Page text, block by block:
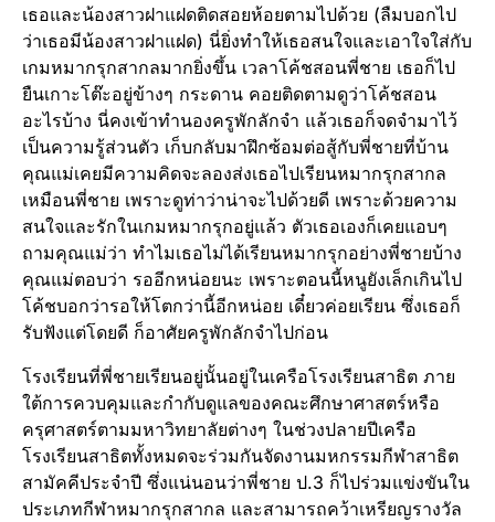
เธอและน้องสาวฝาแฝดติดสอยห้อยตามไปด้วย (ลืมบอกไป
ว่าเธอมีน้องสาวฝาแฝด) นี่ยิ่งทำให้เธอสนใจและเอาใจใส่กับ
เกมหมากรุกสากลมากยิ่งขึ้น เวลาโค้ชสอนพี่ชาย เธอก็ไป
ยืนเกาะโต๊ะอยู่ข้างๆ กระดาน คอยติดตามดูว่าโค้ชสอน
อะไรบ้าง นี่คงเข้าทำนองครูพักลักจำ แล้วเธอก็จดจำมาไว้
เป็นความรู้ส่วนตัว เก็บกลับมาฝึกซ้อมต่อสู้กับพี่ชายที่บ้าน
คุณแม่เคยมีความคิดจะลองส่งเธอไปเรียนหมากรุกสากล
เหมือนพี่ชาย เพราะดูท่าว่าน่าจะไปด้วยดี เพราะด้วยความ
สนใจและรักในเกมหมากรุกอยู่แล้ว ตัวเธอเองก็เคยแอบๆ
ถามคุณแม่ว่า ทำไมเธอไม่ได้เรียนหมากรุกอย่างพี่ชายบ้าง
คุณแม่ตอบว่า รออีกหน่อยนะ เพราะตอนนี้หนูยังเล็กเกินไป
โค้ชบอกว่ารอให้โตกว่านี้อีกหน่อย เดี๋ยวค่อยเรียน ซึ่งเธอก็
รับฟังแต่โดยดี ก็อาศัยครูพักลักจำไปก่อน
โรงเรียนที่พี่ชายเรียนอยู่นั้นอยู่ในเครือโรงเรียนสาธิต ภาย
ใต้การควบคุมและกำกับดูแลของคณะศึกษาศาสตร์หรือ
ครุศาสตร์ตามมหาวิทยาลัยต่างๆ ในช่วงปลายปีเครือ
โรงเรียนสาธิตทั้งหมดจะร่วมกันจัดงานมหกรรมกีฬาสาธิต
สามัคคีประจำปี ซึ่งแน่นอนว่าพี่ชาย ป.3 ก็ไปร่วมแข่งขันใน
ประเภทกีฬาหมากรุกสากล และสามารถคว้าเหรียญรางวัล